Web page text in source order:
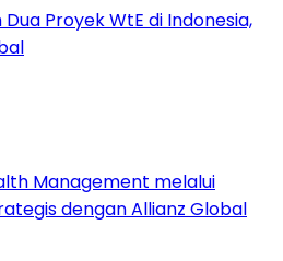
Dua Proyek WtE di Indonesia,
Management melalui
dengan Allianz Global